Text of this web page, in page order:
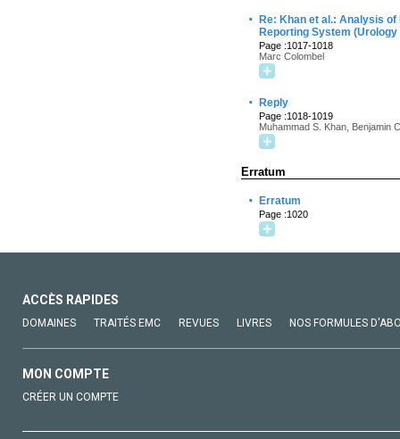
·
Re: Khan et al.: Analysis
Reporting System
Page :1017-1018
Marc Colombel
· Reply
Page :1018-1019
Muhammad S. Khan, Benjamin
Erratum
· Erratum
Page :1020
ACCÈS RAPIDES
DOMAINES TRAITÉS EMC REVUES LIVRES NOS FORMULES
MON COMPTE
CRÉER UN COMPTE